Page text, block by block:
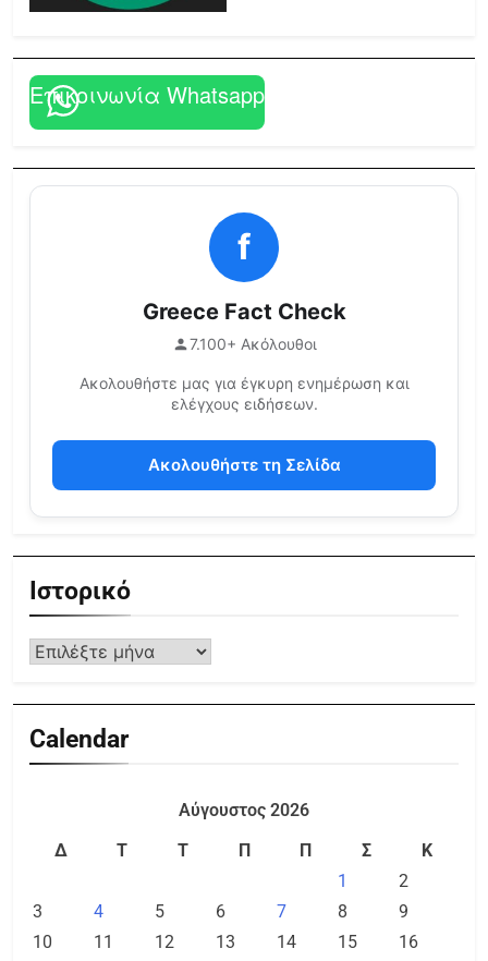
Επικοινωνία Whatsapp
f
Greece Fact Check
7.100+ Ακόλουθοι
Ακολουθήστε μας για έγκυρη ενημέρωση και
ελέγχους ειδήσεων.
Ακολουθήστε τη Σελίδα
Ιστορικό
Calendar
Αύγουστος 2026
Δ
Τ Τ Π Π Σ
Κ
1
2
3
4 5 6 7 8
9
10
11 12 13 14 15
16